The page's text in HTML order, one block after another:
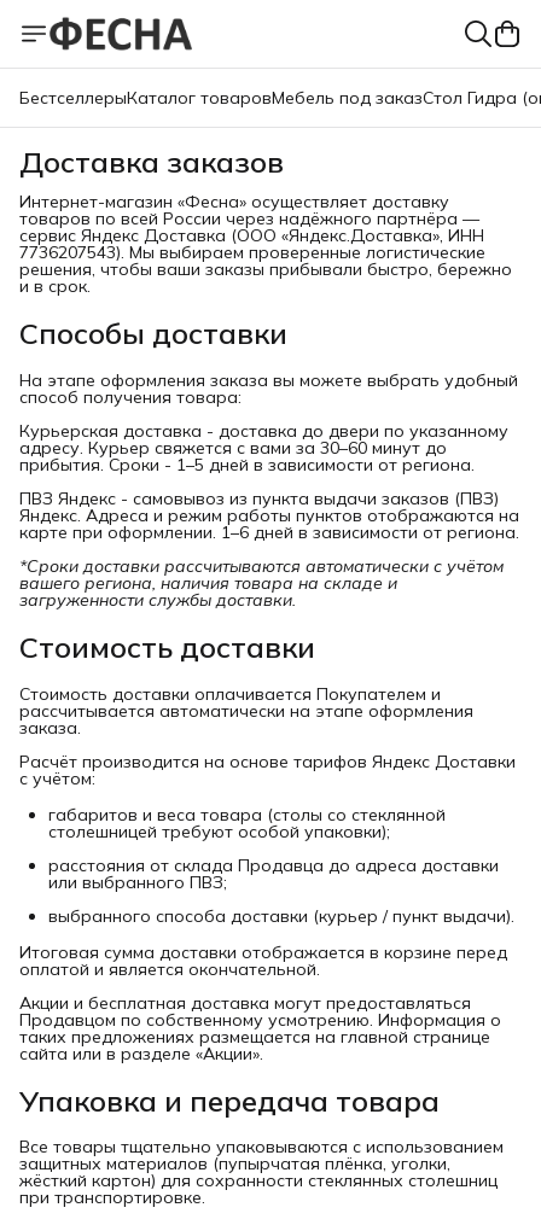
БестселлерыКаталог товаровМебель под заказСтол Гидра
Доставка заказов
Интернет-магазин «Фесна» осуществляет доставку
товаров по всей России через надёжного партнёра —
сервис Яндекс Доставка (ООО «Яндекс.Доставка», ИНН
7736207543). Мы выбираем проверенные логистические
решения, чтобы ваши заказы прибывали быстро, бережно
и в срок.
Способы доставки
На этапе оформления заказа вы можете выбрать удобный
способ получения товара:
Курьерская доставка - доставка до двери по указанному
адресу. Курьер свяжется с вами за 30–60 минут до
прибытия. Сроки - 1–5 дней в зависимости от региона.
ПВЗ Яндекс - самовывоз из пункта выдачи заказов (ПВЗ)
Яндекс. Адреса и режим работы пунктов отображаются на
карте при оформлении. 1–6 дней в зависимости от региона.
*Сроки доставки рассчитываются автоматически с учётом
вашего региона, наличия товара на складе и
загруженности службы доставки.
Стоимость доставки
Стоимость доставки оплачивается Покупателем и
рассчитывается автоматически на этапе оформления
заказа.
Расчёт производится на основе тарифов Яндекс Доставки
с учётом:
габаритов и веса товара (столы со стеклянной
столешницей требуют особой упаковки);
расстояния от склада Продавца до адреса доставки
или выбранного ПВЗ;
выбранного способа доставки (курьер / пункт выдачи).
Итоговая сумма доставки отображается в корзине перед
оплатой и является окончательной.
Акции и бесплатная доставка могут предоставляться
Продавцом по собственному усмотрению. Информация о
таких предложениях размещается на главной странице
сайта или в разделе «Акции».
Упаковка и передача товара
Все товары тщательно упаковываются с использованием
защитных материалов (пупырчатая плёнка, уголки,
жёсткий картон) для сохранности стеклянных столешниц
при транспортировке.